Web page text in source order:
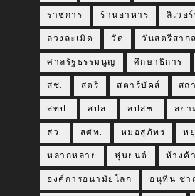
ราชการ ร้านอาหาร ลิเวอ
ล่วงละเมิด วัด วันสตรีสากล
ศาลรัฐธรรมนูญ ศึกษาธิการ
สช. สตรี สตาร์บัคส์ สถ
สทป. สปส. สปสช. สยา
สว. สศท. หมอสุภัทร ห
หลากหลาย หุ่นยนต์ ห้างค้
องค์การอนามัยโลก อนุทิน ชา